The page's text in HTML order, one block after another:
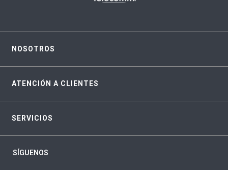
NOSOTROS
ATENCIÓN A CLIENTES
SERVICIOS
SÍGUENOS